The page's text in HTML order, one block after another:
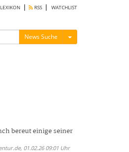
RSS WATCHLIST
News Suche Menü ein-/ausblenden
bereut einige seiner
01.02.26 09:01 Uhr